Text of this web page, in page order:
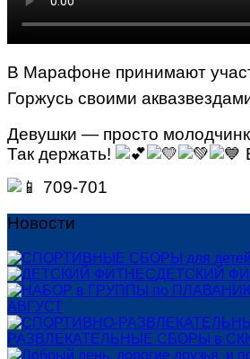
В Марафоне принимают
Горжусь своими
Девушки — просто
Так держать!
709-701
Новости
ДЕТСКИЙ
АВГУСТ
РАЗВЛЕКАТЕЛЬНЫЕ СБОРЫ в